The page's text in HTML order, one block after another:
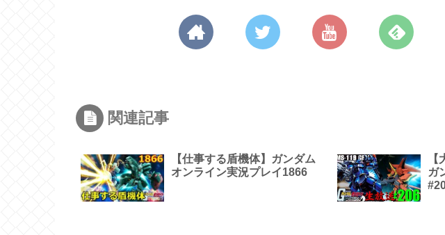
関連記事
【仕事する盾機体】ガンダム
オンライン実況プレイ1866
ガ